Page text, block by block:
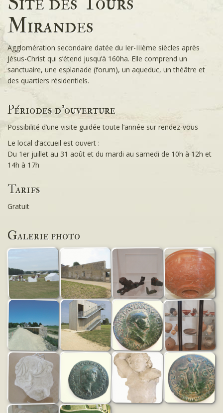
Mirandes
Agglomération secondaire datée du Ier-IIIème siècles après
Jésus-Christ qui s’étend jusqu’à 160ha. Elle comprend un
sanctuaire, une esplanade (forum), un aqueduc, un théâtre et
des quartiers résidentiels.
Périodes d'ouverture
Possibilité d’une visite guidée toute l’année sur rendez-vous
Le local d’accueil est ouvert :
Du 1er juillet au 31 août et du mardi au samedi de 10h à 12h et
14h à 17h
Tarifs
Gratuit
Galerie photo